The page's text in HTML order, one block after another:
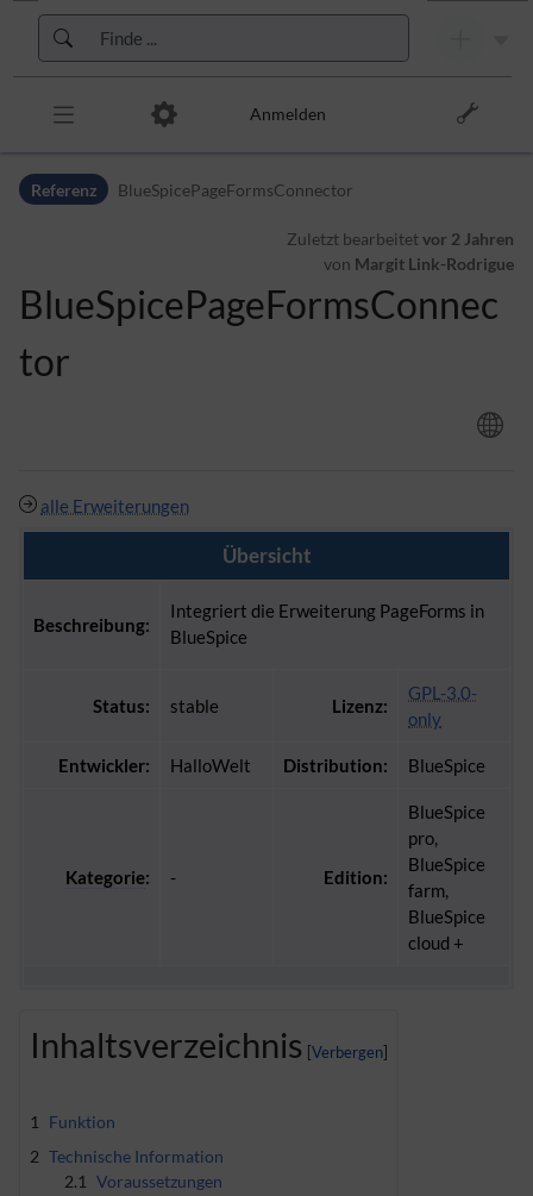
Zur Kopfleiste
Zur Hauptnavigation
Zu den Seitenwerkzeugen
Anmelden
Referenz BlueSpicePageFormsConnector
Zuletzt bearbeitetvor 2 Jahren
von Margit Link-Rodrigue
BlueSpicePageFormsConnec
tor
alle Erweiterungen
Übersicht
Beschreibung:
Integriert die Erweiterung PageForms in
BlueSpice
Status: stable Lizenz:
GPL-3.0-
only
Entwickler: HalloWelt Distribution: BlueSpice
Kategorie: - Edition:
BlueSpice
pro,
BlueSpice
farm,
BlueSpice
cloud +
Inhaltsverzeichnis
1
Funktion
2 Technische Information
2.1 Voraussetzungen